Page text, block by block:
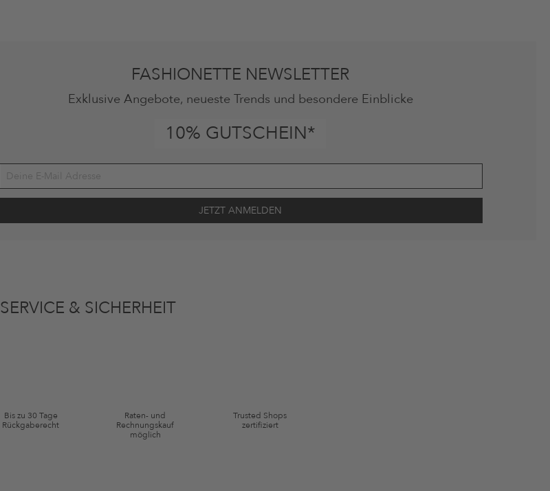
FASHIONETTE NEWSLETTER
Exklusive Angebote, neueste Trends und besondere Einblicke
10% GUTSCHEIN*
SERVICE & SICHERHEIT
Bis zu 30 Tage
Rückgaberecht
Raten- und
Rechnungskauf
möglich
Trusted Shops
zertifiziert